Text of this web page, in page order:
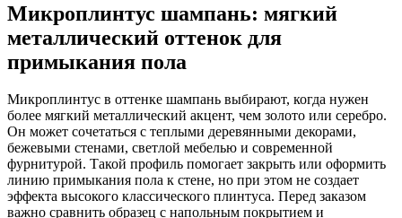
Микроплинтус шампань: мягкий
металлический оттенок для
примыкания пола
Микроплинтус в оттенке шампань выбирают, когда нужен
более мягкий металлический акцент, чем золото или серебро.
Он может сочетаться с теплыми деревянными декорами,
бежевыми стенами, светлой мебелью и современной
фурнитурой. Такой профиль помогает закрыть или оформить
линию примыкания пола к стене, но при этом не создает
эффекта высокого классического плинтуса. Перед заказом
важно сравнить образец с напольным покрытием и